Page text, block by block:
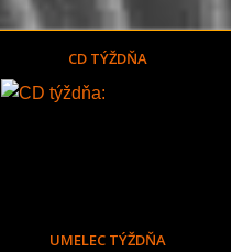
CD TÝŽDŇA
UMELEC TÝŽDŇA